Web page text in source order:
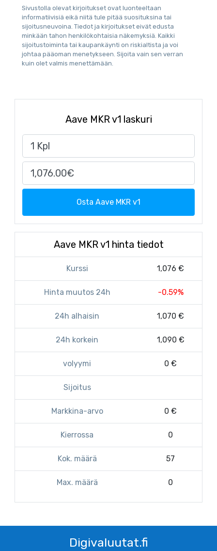
Sivustolla olevat kirjoitukset ovat luonteeltaan
informatiivisiä eikä niitä tule pitää suosituksina tai
sijoitusneuvoina. Tiedot ja kirjoitukset eivät edusta
minkään tahon henkilökohtaisia näkemyksiä. Kaikki
sijoitustoiminta tai kaupankäynti on riskialtista ja voi
johtaa pääoman menetykseen. Sijoita vain sen verran
kuin olet valmis menettämään.
Aave MKR v1 laskuri
Osta Aave MKR v1
Aave MKR v1 hinta tiedot
Kurssi 1,076 €
Hinta muutos 24h -0.59%
24h alhaisin 1,070 €
24h korkein 1,090 €
volyymi 0 €
Sijoitus
Markkina-arvo 0 €
Kierrossa 0
Kok. määrä 57
Max. määrä 0
Digivaluutat.fi